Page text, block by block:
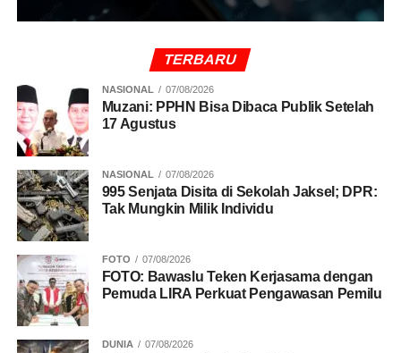
TERBARU
NASIONAL 07/08/2026
Muzani: PPHN Bisa Dibaca Publik Setelah
17 Agustus
NASIONAL 07/08/2026
995 Senjata Disita di Sekolah Jaksel; DPR:
Tak Mungkin Milik Individu
FOTO 07/08/2026
FOTO: Bawaslu Teken Kerjasama dengan
Pemuda LIRA Perkuat Pengawasan Pemilu
DUNIA 07/08/2026